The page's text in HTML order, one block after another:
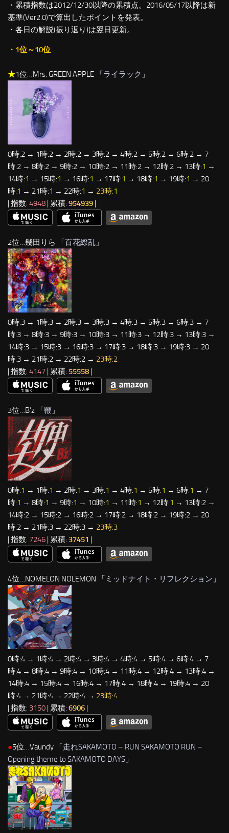
・累積指数は2012/12/30以降の累積点。2016/05/17以降は新
基準(Ver2.0)で算出したポイントを発表。
・各日の解説(振り返り)は翌日更新。
・1位～10位
★1位…Mrs. GREEN APPLE 「ライラック 」
0時:2 → 1時:2 → 2時:2 → 3時:2 → 4時:2 → 5時:2 → 6時:2 → 7
時:2 → 8時:2 → 9時:2 → 10時:2 → 11時:2 → 12時:2 → 13時:1 →
14時:1 → 15時:1 → 16時:1 → 17時:1 → 18時:1 → 19時:1 → 20
時:1 → 21時:1 → 22時:1 → 23時:1
| 指数: 4948 | 累積: 954939 |
2位…幾田りら 「百花繚乱 」
0時:3 → 1時:3 → 2時:3 → 3時:3 → 4時:3 → 5時:3 → 6時:3 → 7
時:3 → 8時:3 → 9時:3 → 10時:3 → 11時:3 → 12時:3 → 13時:3 →
14時:3 → 15時:3 → 16時:3 → 17時:3 → 18時:3 → 19時:3 → 20
時:3 → 21時:2 → 22時:2 → 23時:2
| 指数: 4147 | 累積: 55558 |
3位…B’z 「 鞭 」
0時:1 → 1時:1 → 2時:1 → 3時:1 → 4時:1 → 5時:1 → 6時:1 → 7
時:1 → 8時:1 → 9時:1 → 10時:1 → 11時:1 → 12時:1 → 13時:2 →
14時:2 → 15時:2 → 16時:2 → 17時:2 → 18時:2 → 19時:2 → 20
時:2 → 21時:3 → 22時:3 → 23時:3
| 指数: 7246 | 累積: 37451
4位…NOMELON NOLEMON 「 ミッドナイト・リフレクション 」
0時:4 → 1時:4 → 2時:4 → 3時:4 → 4時:4 → 5時:4 → 6時:4 → 7
時:4 → 8時:4 → 9時:4 → 10時:4 → 11時:4 → 12時:4 → 13時:4 →
14時:4 → 15時:4 → 16時:4 → 17時:4 → 18時:4 → 19時:4 → 20
時:4 → 21時:4 → 22時:4 → 23時:4
| 指数: 3150 | 累積: 6906 |
●5位…Vaundy 「走れSAKAMOTO – RUN SAKAMOTO RUN –
Opening theme to SAKAMOTO DAYS 」